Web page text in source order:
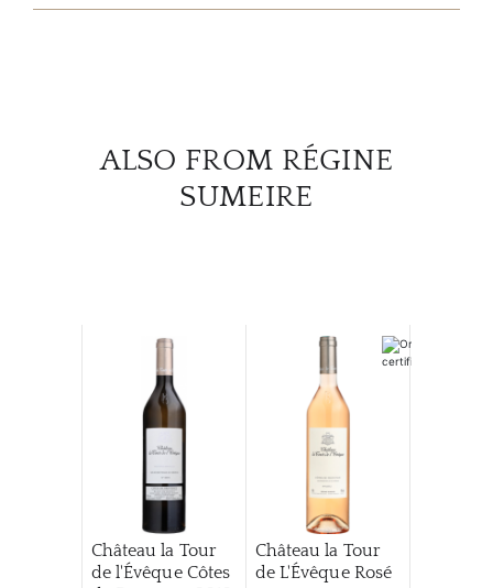
ALSO FROM RÉGINE
SUMEIRE
Château la Tour
de l'Évêque Côtes
Château la Tour
de L'Évêque Rosé